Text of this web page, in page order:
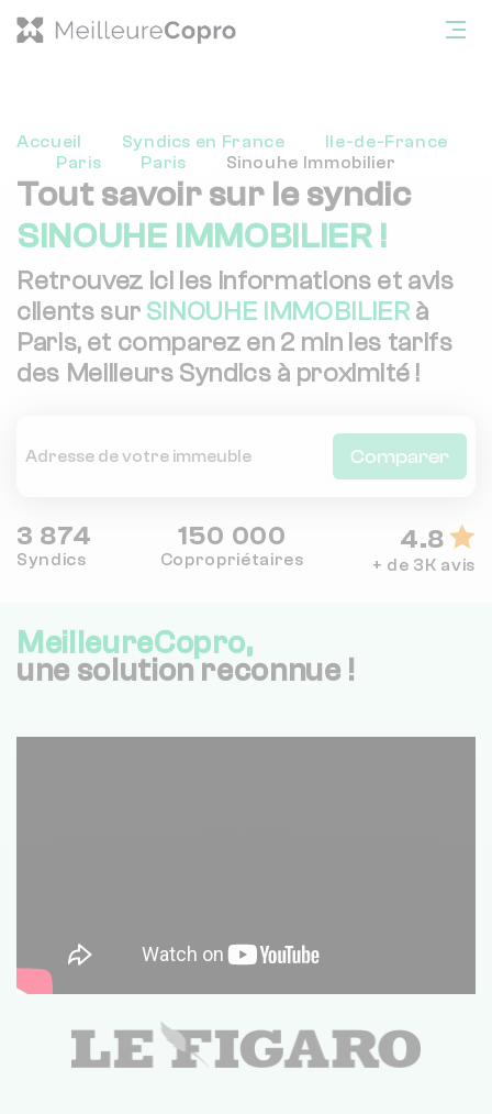
Accueil Syndics en France
Ile-de-France
Paris
Paris Sinouhe Immobilier
Tout savoir sur le syndic
SINOUHE IMMOBILIER !
Retrouvez ici les informations et avis
clients sur SINOUHE IMMOBILIERà
Paris, et comparez en 2 min les tarifs
des Meilleurs Syndics à proximité !
Comparer
3 874
Syndics
150 000
Copropriétaires
4.8
+ de 3K avis
MeilleureCopro,
une solution reconnue !